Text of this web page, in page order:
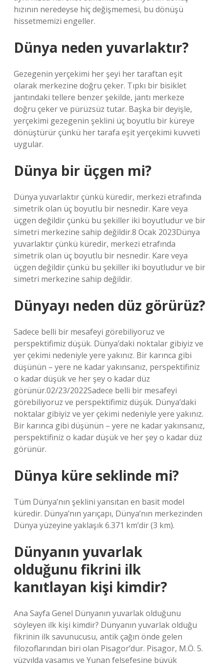
hızının neredeyse hiç değişmemesi, bu dönüşü
hissetmemizi engeller.
Dünya neden yuvarlaktır?
Gezegenin yerçekimi her şeyi her taraftan eşit
olarak merkezine doğru çeker. Tıpkı bir bisiklet
jantındaki tellere benzer şekilde, jantı merkeze
doğru çeker ve pürüzsüz tutar. Başka bir deyişle,
yerçekimi gezegenin şeklini üç boyutlu bir küreye
dönüştürür çünkü her tarafa eşit yerçekimi kuvveti
uygular.
Dünya bir üçgen mi?
Dünya yuvarlaktır çünkü küredir, merkezi etrafında
simetrik olan üç boyutlu bir nesnedir. Kare veya
üçgen değildir çünkü bu şekiller iki boyutludur ve bir
simetri merkezine sahip değildir.8 Ocak 2023Dünya
yuvarlaktır çünkü küredir, merkezi etrafında
simetrik olan üç boyutlu bir nesnedir. Kare veya
üçgen değildir çünkü bu şekiller iki boyutludur ve bir
simetri merkezine sahip değildir.
Dünyayı neden düz görürüz?
Sadece belli bir mesafeyi görebiliyoruz ve
perspektifimiz düşük. Dünya’daki noktalar gibiyiz ve
yer çekimi nedeniyle yere yakınız. Bir karınca gibi
düşünün – yere ne kadar yakınsanız, perspektifiniz
o kadar düşük ve her şey o kadar düz
görünür.02/23/2022Sadece belli bir mesafeyi
görebiliyoruz ve perspektifimiz düşük. Dünya’daki
noktalar gibiyiz ve yer çekimi nedeniyle yere yakınız.
Bir karınca gibi düşünün – yere ne kadar yakınsanız,
perspektifiniz o kadar düşük ve her şey o kadar düz
görünür.
Dünya küre seklinde mi?
Tüm Dünya’nın şeklini yansıtan en basit model
küredir. Dünya’nın yarıçapı, Dünya’nın merkezinden
Dünya yüzeyine yaklaşık 6.371 km’dir (3 km).
Dünyanın yuvarlak
olduğunu fikrini ilk
kanıtlayan kişi kimdir?
Ana Sayfa Genel Dünyanın yuvarlak olduğunu
söyleyen ilk kişi kimdir? Dünyanın yuvarlak olduğu
fikrinin ilk savunucusu, antik çağın önde gelen
filozoflarından biri olan Pisagor’dur. Pisagor, M.Ö. 5.
yüzyılda yaşamış ve Yunan felsefesine büyük